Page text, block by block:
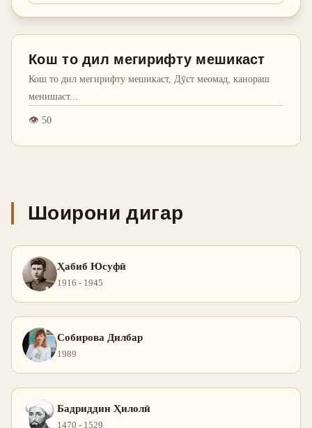
Кош то дил мегирифту мешикаст
Кош то дил мегирифту мешикаст, Дӯст меомад, канораш
менишаст...
👁 50
Шоирони дигар
Ҳабиб Юсуфӣ
1916 - 1945
Собирова Дилбар
1989
Бадриддин Ҳилолӣ
1470 - 1529